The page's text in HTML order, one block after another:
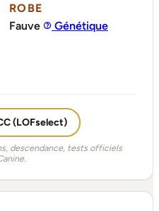
ROBE
Fauve
Génétique
(LOFselect)
descendance, tests officiels